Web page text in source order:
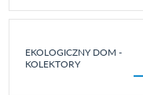
EKOLOGICZNY DOM -
KOLEKTORY